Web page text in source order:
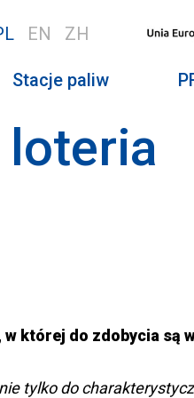
EN ZH
Stacje paliw
loteria
której do zdobycia są
tylko do